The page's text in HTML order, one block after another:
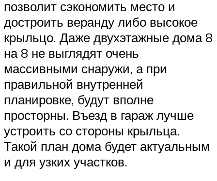
позволит сэкономить место и
достроить веранду либо высокое
крыльцо. Даже двухэтажные дома 8
на 8 не выглядят очень
массивными снаружи, а при
правильной внутренней
планировке, будут вполне
просторны. Въезд в гараж лучше
устроить со стороны крыльца.
Такой план дома будет актуальным
и для узких участков.